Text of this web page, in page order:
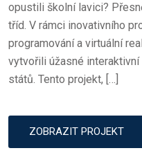
N
opustili školní lavici?
tříd. V rámci inovativního
programování a virtuální
vytvořili úžasné
států. Tento projekt, […]
ZOBRAZIT PROJEKT